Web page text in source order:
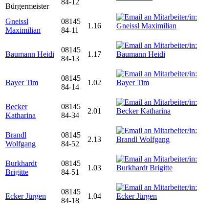
Bürgermeister
84-12
Gneissl
Maximilian
08145
84-11
1.16
Baumann Heidi
08145
84-13
1.17
Bayer Tim
08145
84-14
1.02
Becker
Katharina
08145
84-34
2.01
Brandl
Wolfgang
08145
84-52
2.13
Burkhardt
Brigitte
08145
84-51
1.03
Ecker Jürgen
08145
84-18
1.04